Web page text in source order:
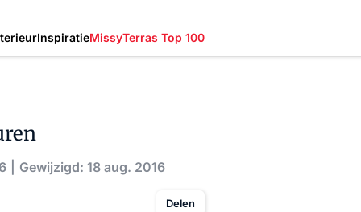
InspiratieMissyTerras Top 100
Gewijzigd: 18 aug. 2016
Delen